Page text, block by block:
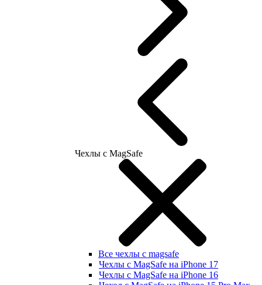
Чехлы с MagSafe
Все чехлы с magsafe
Чехлы с MagSafe на iPhone 17
Чехлы с MagSafe на iPhone 16